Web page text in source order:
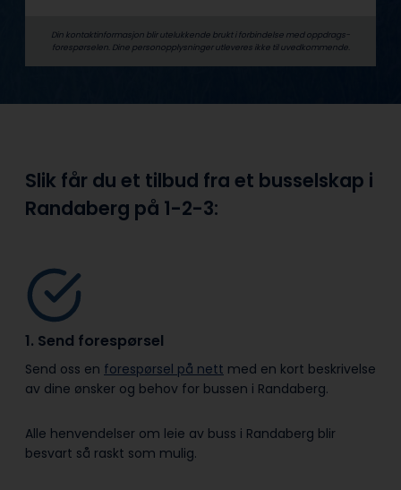
Din kontaktinformasjon blir utelukkende brukt i forbindelse med oppdrags­
forespørselen. Dine person­­opplysninger utleveres ikke til uvedkommende.
Slik får du et tilbud fra et busselskap i
Randaberg på 1-2-3:
1. Send forespørsel
Send oss en forespørsel på nett med en kort beskrivelse
av dine ønsker og behov for bussen i Randaberg.
Alle henvendelser om leie av buss i Randaberg blir
besvart så raskt som mulig.